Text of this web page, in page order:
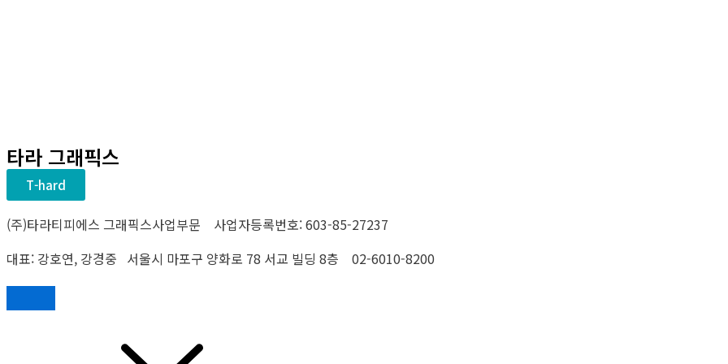
타라 그래픽스
T-hard
(주)타라티피에스 그래픽스사업부문 사업자등록번호: 603-85-27237
대표: 강호연, 강경중 서울시 마포구 양화로 78 서교 빌딩 8층 02-6010-8200